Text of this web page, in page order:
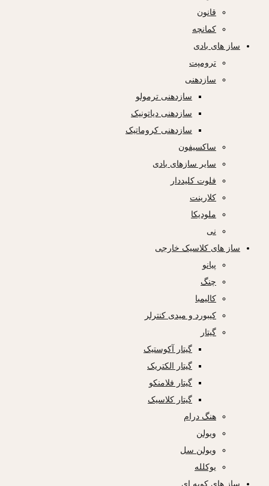
قانون
کمانچه
ساز های بادی
ترومپت
سازدهنی
سازدهنی ترمولو
سازدهنی دیاتونیک
سازدهنی کروماتیک
ساکسیفون
سایر سازهای بادی
فلوت کلیددار
کلارینت
ملودیکا
نی
ساز های کلاسیک خارجی
پیانو
چنگ
کالیمبا
کیبورد و میدی کنترلر
گیتار
گیتار آکوستیک
گیتار الکتریک
گیتار فلامنکو
گیتار کلاسیک
هنگ درام
ویولن
ویولن سل
یوکلله
ساز های کوبه ای